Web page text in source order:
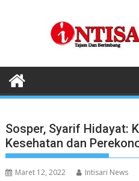
Sosper, Syarif Hidayat:
Kesehatan dan
Maret 12, 2022 Intisari News